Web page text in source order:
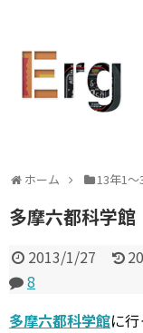
ホーム 13年1〜
多摩六都科学館
2013/1/27
8
多摩六都科学館に行